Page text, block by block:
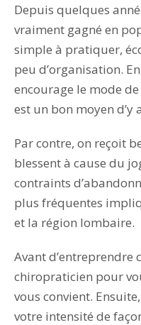
Depuis quelques
vraiment gagné en
simple à pratiquer,
peu d’organisation.
encourage le mode
est un bon moyen d’y
Par contre, on reçoit
blessent à cause du
contraints
plus fréquentes
et la région lombaire.
Avant d’entreprendre
chiropraticien pour
vous convient.
votre intensité de